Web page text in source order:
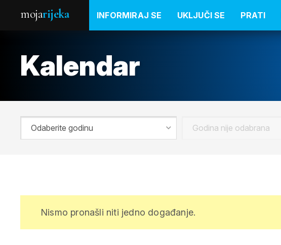
mojarijeka INFORMIRAJ SE UKLJUČI SE PRATI
Kalendar
Nismo pronašli niti jedno događanje.